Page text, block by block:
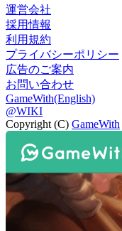
運営会社
採用情報
利用規約
プライバシーポリシー
広告のご案内
お問い合わせ
GameWith(English)
@WIKI
Copyright (C) GameWith